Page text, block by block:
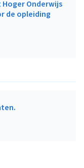
Onderwijs
de opleiding